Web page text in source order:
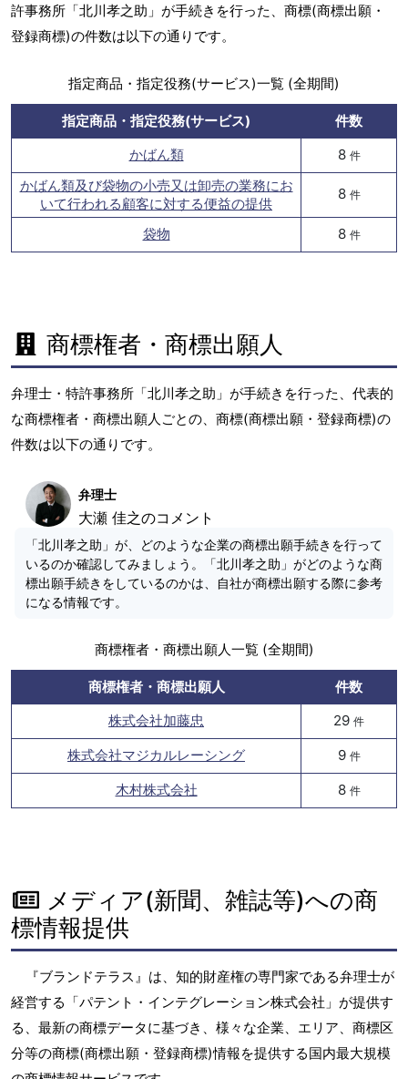
許事務所「北川孝之助」が手続きを行った、商標(商標出願・
登録商標)の件数は以下の通りです。
指定商品・指定役務(サービス)一覧 (全期間)
指定商品・指定役務(サービス)
件数
かばん類
8 件
かばん類及び袋物の小売又は卸売の業務にお
いて行われる顧客に対する便益の提供
8 件
袋物 8 件
商標権者・商標出願人
弁理士・特許事務所「北川孝之助」が手続きを行った、代表的
な商標権者・商標出願人ごとの、商標(商標出願・登録商標)の
件数は以下の通りです。
弁理士
大瀬 佳之のコメント
「北川孝之助」が、どのような企業の商標出願手続きを行って
いるのか確認してみましょう。「北川孝之助」がどのような商
標出願手続きをしているのかは、自社が商標出願する際に参考
になる情報です。
商標権者・商標出願人一覧 (全期間)
商標権者・商標出願人
件数
株式会社加藤忠
29 件
株式会社マジカルレーシング 9 件
木村株式会社 8 件
メディア(新聞、雑誌等)への商
標情報提供
『ブランドテラス』は、知的財産権の専門家である弁理士が
経営する「パテント・インテグレーション株式会社」が提供す
る、最新の商標データに基づき、様々な企業、エリア、商標区
分等の商標(商標出願・登録商標)情報を提供する国内最大規模